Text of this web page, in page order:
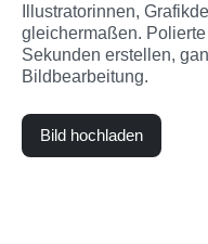
Illustratorinnen,
gleichermaßen.
Sekunden erstellen,
Bildbearbeitung.
Bild hochladen